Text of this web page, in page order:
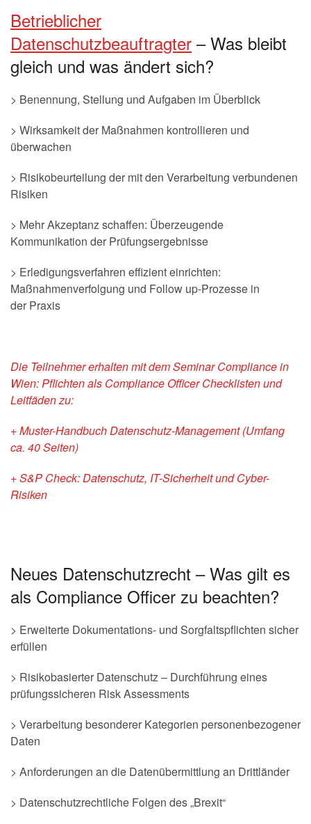
Betrieblicher
Datenschutzbeauftragter – Was bleibt
gleich und was ändert sich?
> Benennung, Stellung und Aufgaben im Überblick
> Wirksamkeit der Maßnahmen kontrollieren und
überwachen
> Risikobeurteilung der mit den Verarbeitung verbundenen
Risiken
> Mehr Akzeptanz schaffen: Überzeugende
Kommunikation der Prüfungsergebnisse
> Erledigungsverfahren effizient einrichten:
Maßnahmenverfolgung und Follow up-Prozesse in
der Praxis
Die Teilnehmer erhalten mit dem Seminar Compliance in
Wien: Pflichten als Compliance Officer Checklisten und
Leitfäden zu:
+ Muster-Handbuch Datenschutz-Management (Umfang
ca. 40 Seiten)
+ S&P Check: Datenschutz, IT-Sicherheit und Cyber-
Risiken
Neues Datenschutzrecht – Was gilt es
als Compliance Officer zu beachten?
> Erweiterte Dokumentations- und Sorgfaltspflichten sicher
erfüllen
> Risikobasierter Datenschutz – Durchführung eines
prüfungssicheren Risk Assessments
> Verarbeitung besonderer Kategorien personenbezogener
Daten
> Anforderungen an die Datenübermittlung an Drittländer
> Datenschutzrechtliche Folgen des „Brexit“